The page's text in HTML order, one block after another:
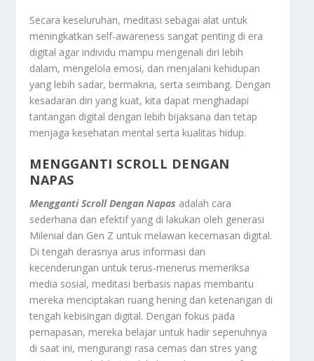
Secara keseluruhan, meditasi sebagai alat untuk
meningkatkan self-awareness sangat penting di era
digital agar individu mampu mengenali diri lebih
dalam, mengelola emosi, dan menjalani kehidupan
yang lebih sadar, bermakna, serta seimbang. Dengan
kesadaran diri yang kuat, kita dapat menghadapi
tantangan digital dengan lebih bijaksana dan tetap
menjaga kesehatan mental serta kualitas hidup.
MENGGANTI SCROLL DENGAN
NAPAS
Mengganti Scroll Dengan Napas adalah cara
sederhana dan efektif yang di lakukan oleh generasi
Milenial dan Gen Z untuk melawan kecemasan digital.
Di tengah derasnya arus informasi dan
kecenderungan untuk terus-menerus memeriksa
media sosial, meditasi berbasis napas membantu
mereka menciptakan ruang hening dan ketenangan di
tengah kebisingan digital. Dengan fokus pada
pernapasan, mereka belajar untuk hadir sepenuhnya
di saat ini, mengurangi rasa cemas dan stres yang